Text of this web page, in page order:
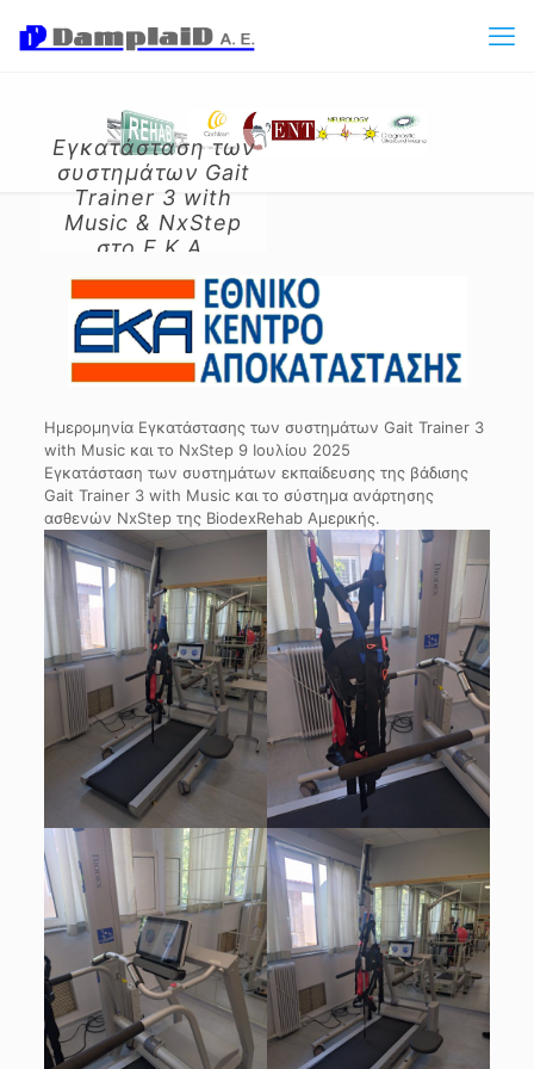
Εγκατάσταση των
συστημάτων Gait
Trainer 3 with
Music & NxStep
στο Ε.Κ.Α.
(Εθνικό Κέντρο
Αποκατάστασης)
Ημερομηνία Εγκατάστασης των συστημάτων Gait Trainer 3
with Music και το NxStep 9 Ιουλίου 2025
Εγκατάσταση των συστημάτων εκπαίδευσης της βάδισης
Gait Trainer 3 with Music και το σύστημα ανάρτησης
ασθενών NxStep της BiodexRehab Αμερικής.